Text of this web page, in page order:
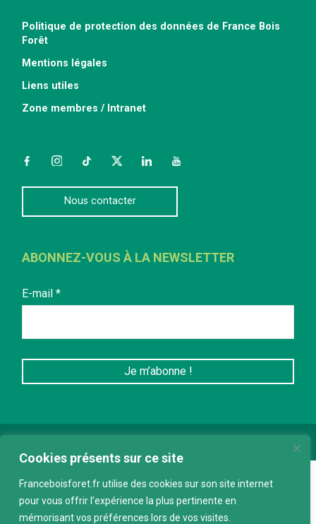
Cookies présents sur ce site
Franceboisforet.fr utilise des cookies sur son site internet
pour vous offrir l’expérience la plus pertinente en
mémorisant vos préférences lors de vos visites.
Politique de protection des données de France Bois
Forêt
Mentions légales
Liens utiles
Zone membres / Intranet
FacebookInstagramTikTokTwitterLinkedInYouTube
Nous contacter
ABONNEZ-VOUS À LA NEWSLETTER
E-mail *